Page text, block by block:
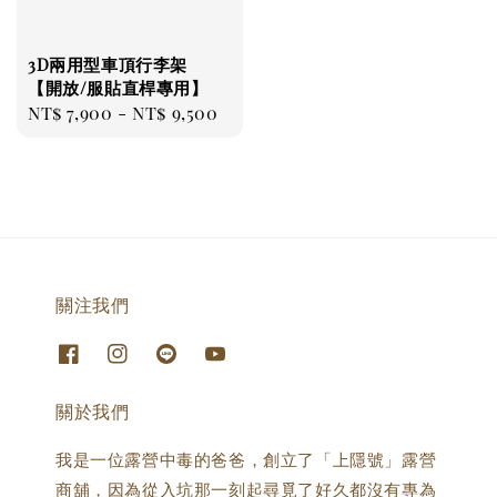
3D兩用型車頂行李架
【開放/服貼直桿專用】
Regular
NT$ 7,900 -NT$ 9,500
關注我們
關於我們
我是一位露營中毒的爸爸，創立了「上隱號」露營
商舖，因為從入坑那一刻起尋覓了好久都沒有專為